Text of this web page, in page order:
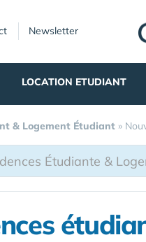
Newsletter
LOCATION ETUDIANT
& Logement Étudiant »